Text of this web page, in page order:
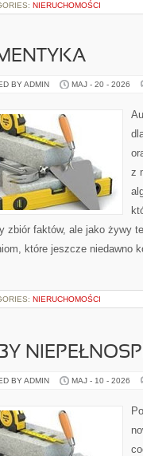
NIERUCHOMOŚCI
BY ADMIN MAJ - 20 - 2026
z
zbiór faktów, ale jako żywy
które jeszcze niedawno
NIERUCHOMOŚCI
BY ADMIN MAJ - 10 - 2026